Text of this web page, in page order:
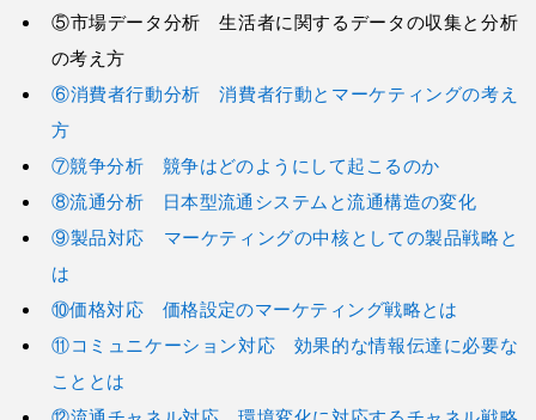
⑤市場データ分析 生活者に関するデータの収集と分析
の考え方
⑥消費者行動分析 消費者行動とマーケティングの考え
方
⑦競争分析 競争はどのようにして起こるのか
⑧流通分析 日本型流通システムと流通構造の変化
⑨製品対応 マーケティングの中核としての製品戦略と
は
⑩価格対応 価格設定のマーケティング戦略とは
⑪コミュニケーション対応 効果的な情報伝達に必要な
こととは